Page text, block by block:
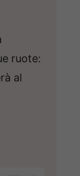
ruote:
al